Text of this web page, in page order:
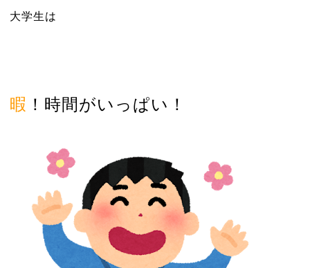
大学生は
暇 ！時間がいっぱい！